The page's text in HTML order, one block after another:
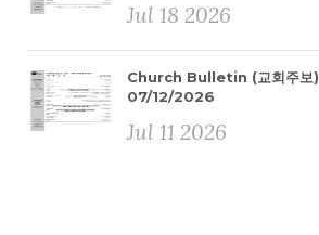
Jul 18 2026
Church Bulletin (교회주보)
07/12/2026
Jul 11 2026